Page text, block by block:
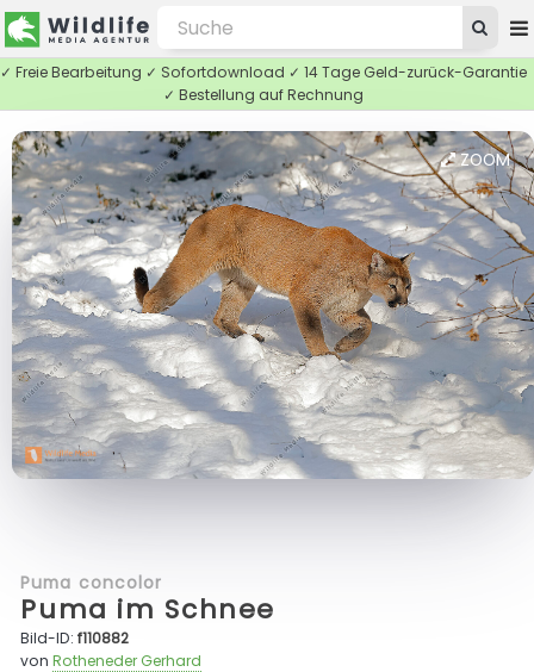
✓ Freie Bearbeitung ✓ Sofortdownload ✓ 14 Tage Geld-zurück-Garantie
✓ Bestellung auf Rechnung
ZOOM
Puma concolor
Puma im Schnee
Bild-ID:f110882
vonRotheneder Gerhard